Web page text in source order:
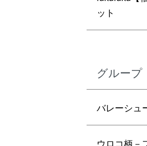
ット
グループ
バレーシュ
ウロコ柄－